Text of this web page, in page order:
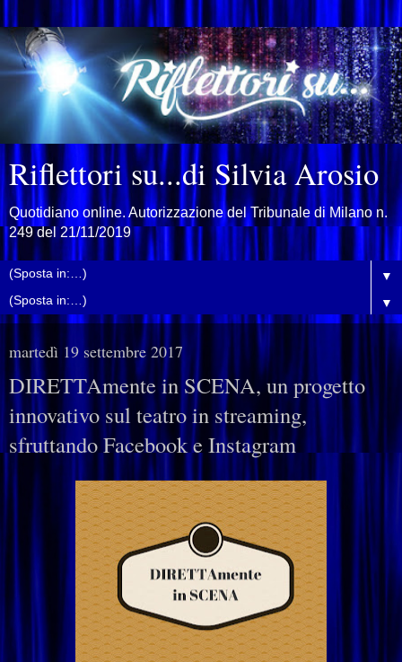
Riflettori su...di Silvia Arosio
Quotidiano online. Autorizzazione del Tribunale di Milano n.
249 del 21/11/2019
▼
▼
martedì 19 settembre 2017
DIRETTAmente in SCENA, un progetto
innovativo sul teatro in streaming,
sfruttando Facebook e Instagram